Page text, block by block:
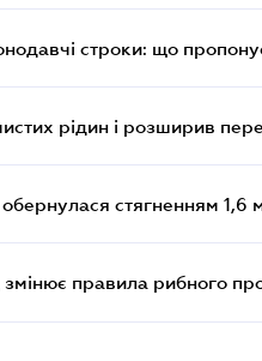
строки: що
рідин і розширив
стягненням 1,6
правила рибного